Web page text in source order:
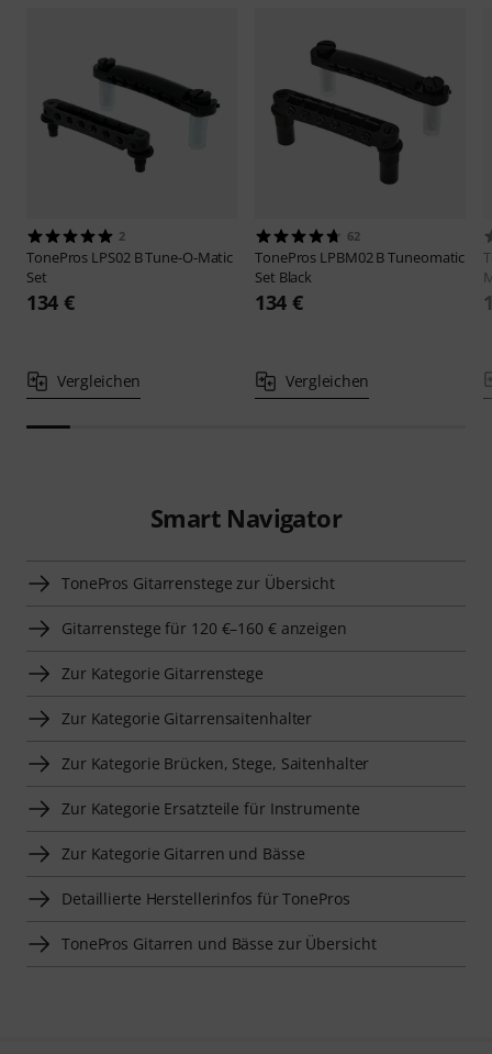
2
TonePros LPS02 B Tune-O-Matic
Set
134 €
Vergleichen
62
TonePros LPBM02 B Tuneomatic
Set Black
134 €
Vergleichen
Smart Navigator
TonePros Gitarrenstege zur Übersicht
Gitarrenstege für 120 €–160 € anzeigen
Zur Kategorie Gitarrenstege
Zur Kategorie Gitarrensaitenhalter
Zur Kategorie Brücken, Stege, Saitenhalter
Zur Kategorie Ersatzteile für Instrumente
Zur Kategorie Gitarren und Bässe
Detaillierte Herstellerinfos für TonePros
TonePros Gitarren und Bässe zur Übersicht